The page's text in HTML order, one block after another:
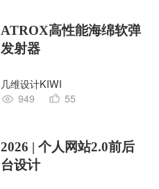
ATROX高性能海绵软弹
发射器
几维设计KIWI
949
55
2026 | 个人网站2.0前后
台设计